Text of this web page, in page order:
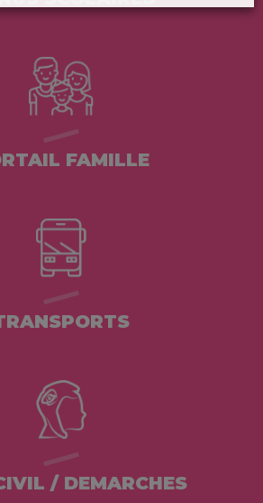
FAMILLE
/ DEMARCHES